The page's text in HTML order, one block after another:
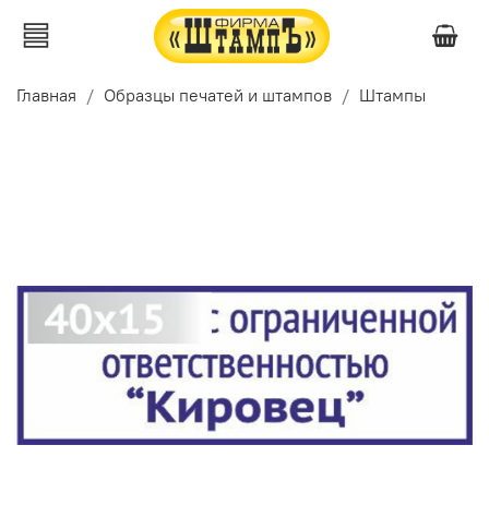
Главная Образцы печатей и штампов Штампы